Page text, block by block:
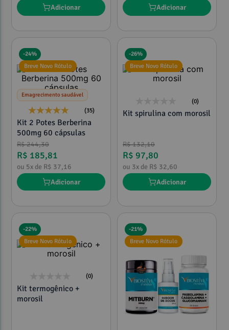
Adicionar Adicionar
-24%
Breve Novo Rótulo
Emagrecimento saudável
(35)
Kit 2 Potes Berberina
500mg 60 cápsulas
R$244,30
R$ 185,81
ou 5x de R$ 37,16
Adicionar
-26%
Breve Novo Rótulo
(0)
Kit spirulina com morosil
R$132,10
R$ 97,80
ou 3x de R$ 32,60
Adicionar
-22%
Breve Novo Rótulo
(0)
Kit termogênico +
morosil
-21%
Breve Novo Rótulo